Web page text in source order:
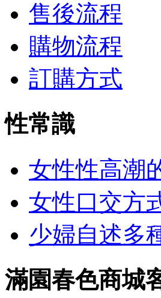
售後流程
購物流程
訂購方式
性常識
女性性高潮
女性口交方
少婦自述多
滿園春色商城